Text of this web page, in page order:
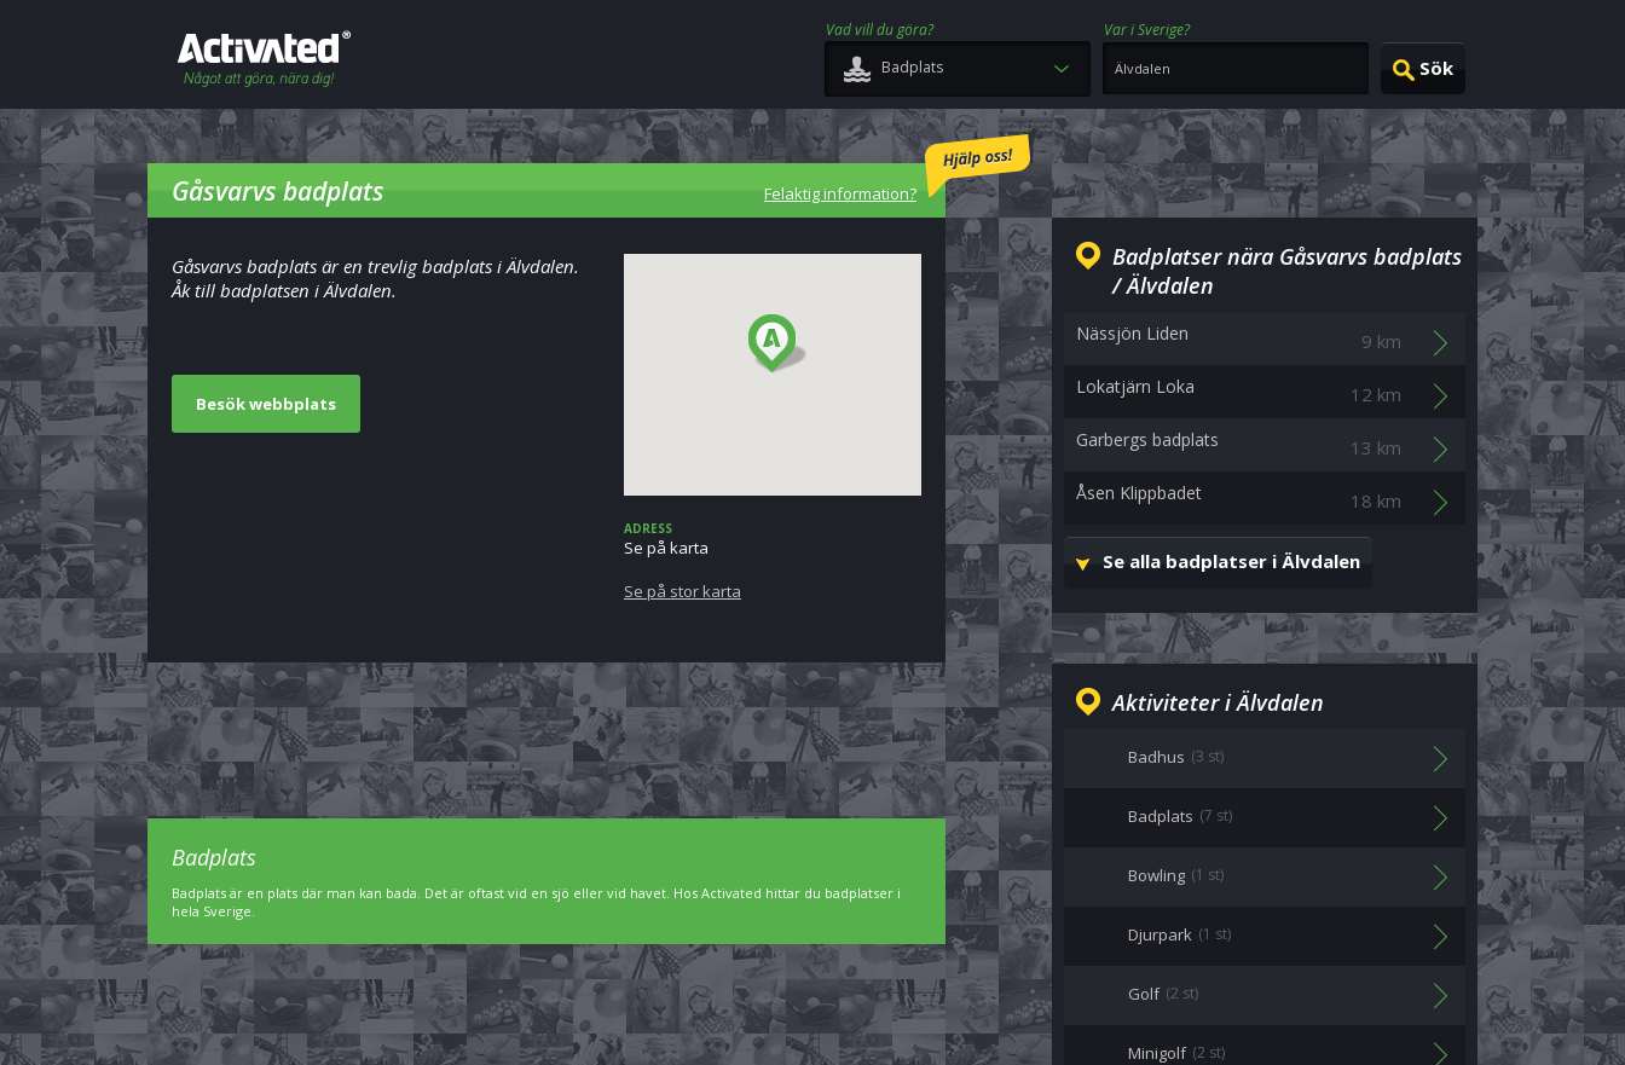
Vad vill du göra?
Var i Sverige?
Badplats
Gåsvarvs badplats Felaktig information?
Gåsvarvs badplats är en trevlig badplats i Älvdalen.
Åk till badplatsen i Älvdalen.
Besök webbplats
ADRESS
Se på karta
Se på stor karta
Badplatser nära Gåsvarvs badplats
/ Älvdalen
Nässjön Liden 9 km
Lokatjärn Loka 12 km
Garbergs badplats 13 km
Åsen Klippbadet 18 km
Se alla badplatser i Älvdalen
Aktiviteter i Älvdalen
Badhus (3 st)
Badplats (7 st)
Bowling (1 st)
Djurpark (1 st)
Golf (2 st)
Minigolf (2 st)
Badplats
Badplats är en plats där man kan bada. Det är oftast vid en sjö eller vid havet. Hos Activated hittar du badplatser i
hela Sverige.